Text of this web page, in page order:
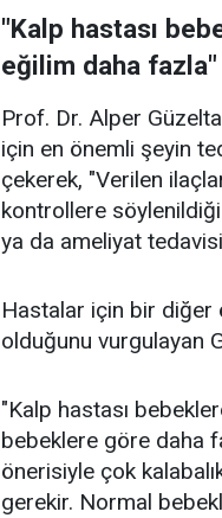
"Kalp hastası
eğilim daha fazla"
Prof. Dr. Alper
için en önemli şeyin
çekerek, "Verilen
kontrollere
ya da ameliyat
Hastalar için bir diğer
olduğunu vurgulayan
"Kalp hastası
bebeklere göre daha
önerisiyle çok
gerekir. Normal